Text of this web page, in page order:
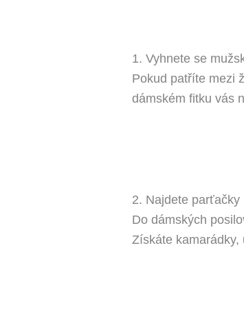
1. Vyhnete se
Pokud patříte mezi
dámském fitku vás
2. Najdete parťačky
Do dámských
Získáte kamarádky,